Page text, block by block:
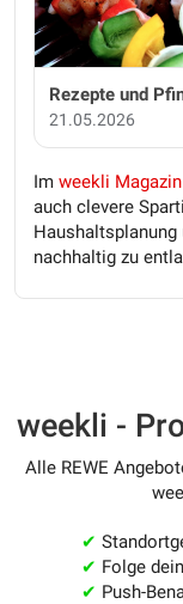
21.05.2026
Im weekli Magazin
auch clevere
Haushaltsplanung
nachhaltig zu
weekli -
Alle REWE
✔
✔ Folge
✔ Push-